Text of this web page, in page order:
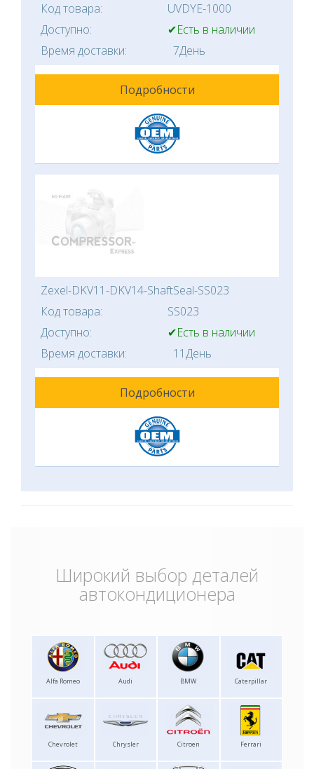
Код товара:
UVDYE-1000
Доступно:
✔Есть в наличии
Время доставки:
7День
Подробности
Zexel-DKV11-DKV14-ShaftSeal-SS023
Код товара:
SS023
Доступно:
✔Есть в наличии
Время доставки:
11День
Подробности
Широкий выбор деталей
автокондиционера
Alfa Romeo Audi BMW Caterpillar
Chevrolet Chrysler Citroen Ferrari